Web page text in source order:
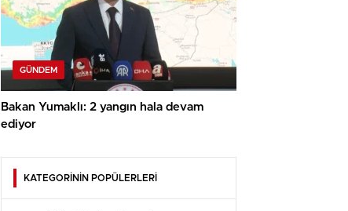
GÜNDEM
Bakan Yumaklı: 2 yangın hala devam
ediyor
KATEGORİNİN POPÜLERLERİ